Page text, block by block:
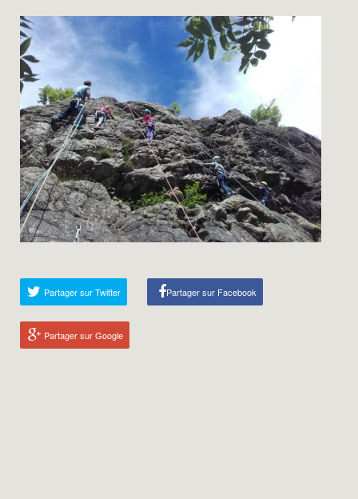
Partager sur Twitter Partager sur Facebook
Partager sur Google